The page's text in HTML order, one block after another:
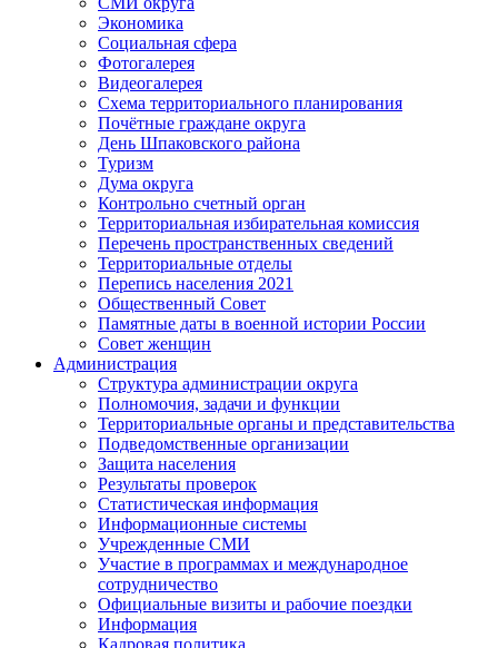
Экономика
Социальная сфера
Фотогалерея
Видеогалерея
Схема территориального планирования
Почётные граждане округа
День Шпаковского района
Туризм
Дума округа
Контрольно счетный орган
Территориальная избирательная комиссия
Перечень пространственных сведений
Территориальные отделы
Перепись населения 2021
Общественный Совет
Памятные даты в военной истории России
Совет женщин
Администрация
Структура администрации округа
Полномочия, задачи и функции
Территориальные органы и представительства
Подведомственные организации
Защита населения
Результаты проверок
Статистическая информация
Информационные системы
Учрежденные СМИ
Участие в программах и международное
сотрудничество
Официальные визиты и рабочие поездки
Информация
Кадровая политика